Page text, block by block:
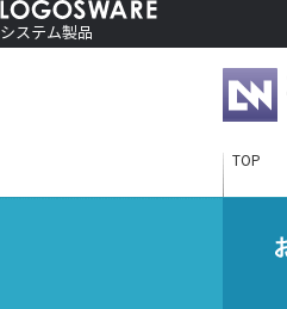
システム製品
TOP